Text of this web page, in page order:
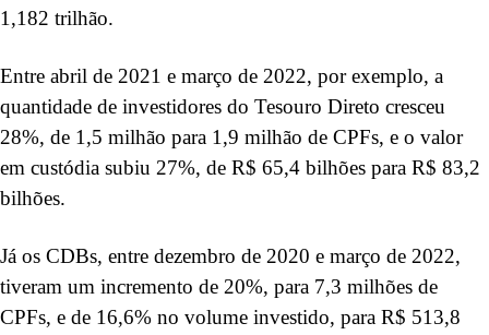
1,182 trilhão.
Entre abril de 2021 e março de 2022, por exemplo, a
quantidade de investidores do Tesouro Direto cresceu
28%, de 1,5 milhão para 1,9 milhão de CPFs, e o valor
em custódia subiu 27%, de R$ 65,4 bilhões para R$ 83,2
bilhões.
Já os CDBs, entre dezembro de 2020 e março de 2022,
tiveram um incremento de 20%, para 7,3 milhões de
CPFs, e de 16,6% no volume investido, para R$ 513,8